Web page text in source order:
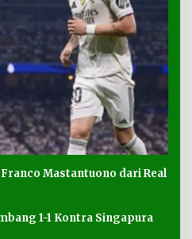
Mastantuono dari Real
1-1 Kontra Singapura